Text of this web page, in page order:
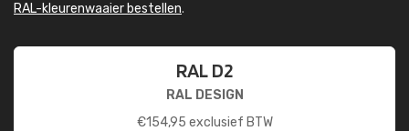
RAL-kleurenwaaier bestellen.
RAL D2
RAL DESIGN
€154,95 exclusief BTW